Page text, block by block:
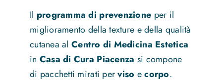
Il programma di prevenzione per il
miglioramento della texture e della qualità
cutanea al Centro di Medicina Estetica
in Casa di Cura Piacenza si compone
di pacchetti mirati perviso ecorpo.